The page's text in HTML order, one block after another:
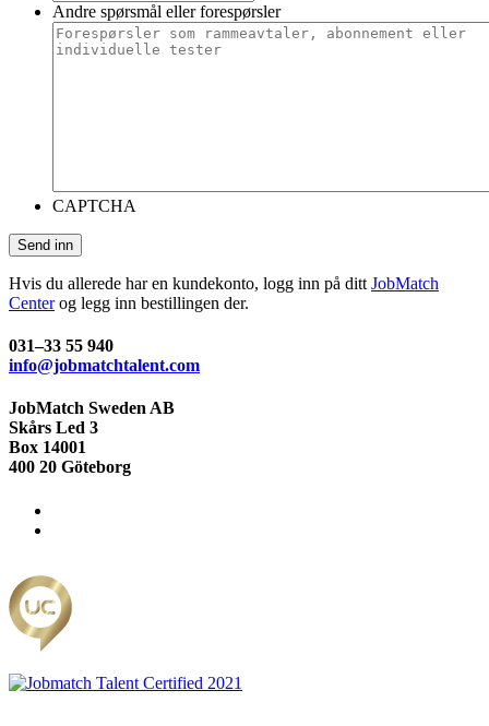
Andre spørsmål eller forespørsler
CAPTCHA
Hvis du allerede har en kundekonto, logg inn på ditt JobMatch
Centerog legg inn bestillingen der.
031–33 55 940
info@jobmatchtalent.com
JobMatch Sweden AB
Skårs Led 3
Box 14001
400 20 Göteborg